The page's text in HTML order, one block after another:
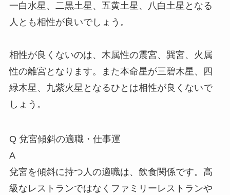
一白水星、二黒土星、五黄土星、八白土星となる
人とも相性が良いでしょう。
相性が良くないのは、木属性の震宮、巽宮、火属
性の離宮となります。また本命星が三碧木星、四
緑木星、九紫火星となるひとは相性が良くないで
しょう。
Q 兌宮傾斜の適職・仕事運
A
兌宮を傾斜に持つ人の適職は、飲食関係です。高
級なレストランではなくファミリーレストランや